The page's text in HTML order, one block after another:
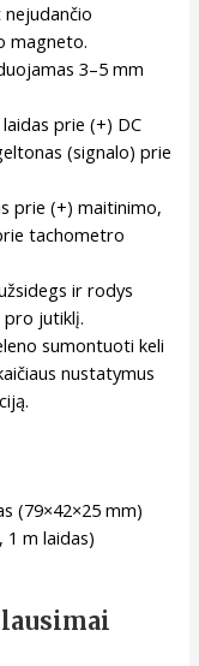
nejudančio
magneto.
3–5 mm
prie (+) DC
(signalo) prie
prie (+) maitinimo,
tachometro
ir rodys
pro jutiklį.
sumontuoti keli
nustatymus
(79×42×25 mm)
1 m laidas)